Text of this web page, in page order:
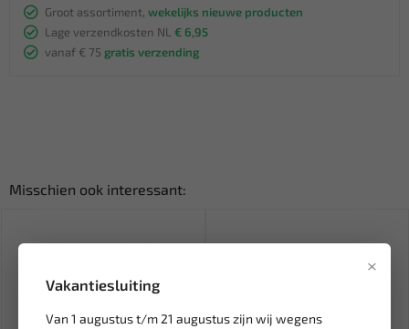
×
Vakantiesluiting
Van 1 augustus t/m 21 augustus zijn wij wegens
Groot assortiment, wekelijks nieuwe producten
Lage verzendkosten NL € 6,95
vanaf € 75 gratis verzending
Misschien ook interessant: